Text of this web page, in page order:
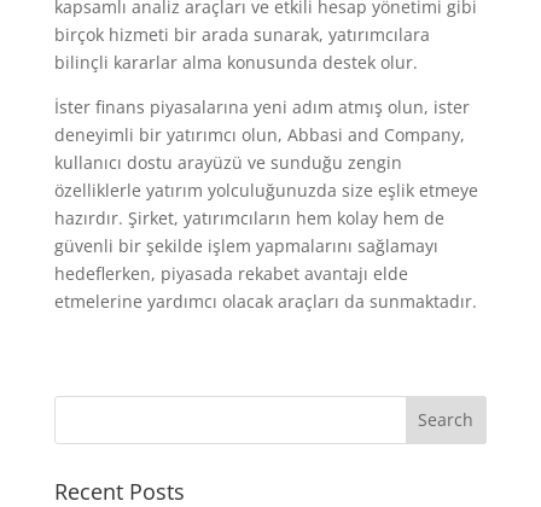
kapsamlı analiz araçları ve etkili hesap yönetimi gibi
birçok hizmeti bir arada sunarak, yatırımcılara
bilinçli kararlar alma konusunda destek olur.
İster finans piyasalarına yeni adım atmış olun, ister
deneyimli bir yatırımcı olun, Abbasi and Company,
kullanıcı dostu arayüzü ve sunduğu zengin
özelliklerle yatırım yolculuğunuzda size eşlik etmeye
hazırdır. Şirket, yatırımcıların hem kolay hem de
güvenli bir şekilde işlem yapmalarını sağlamayı
hedeflerken, piyasada rekabet avantajı elde
etmelerine yardımcı olacak araçları da sunmaktadır.
Recent Posts